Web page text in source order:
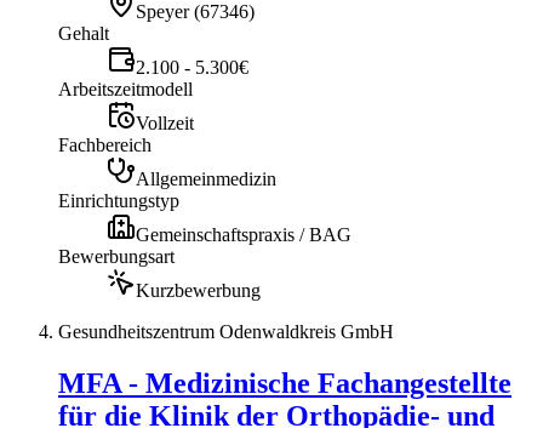
Speyer (67346)
Gehalt
2.100 - 5.300€
Arbeitszeitmodell
Vollzeit
Fachbereich
Allgemeinmedizin
Einrichtungstyp
Gemeinschaftspraxis / BAG
Bewerbungsart
Kurzbewerbung
Gesundheitszentrum Odenwaldkreis GmbH
MFA - Medizinische Fachangestellte
für die Klinik der Orthopädie- und